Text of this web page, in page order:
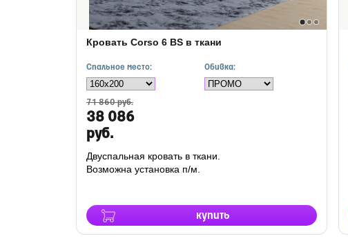
Кровать Corso 6 BS в ткани
Спальное место: Обивка:
71 860 руб.
38 086
руб.
купить
Двуспальная кровать в ткани.
Возможна установка п/м.